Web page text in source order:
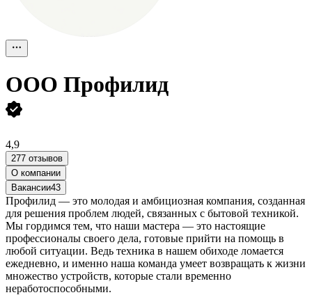
ООО Профилид
4,9
277 отзывов
О компании
Вакансии43
Профилид — это молодая и амбициозная компания, созданная
для решения проблем людей, связанных с бытовой техникой.
Мы гордимся тем, что наши мастера — это настоящие
профессионалы своего дела, готовые прийти на помощь в
любой ситуации. Ведь техника в нашем обиходе ломается
ежедневно, и именно наша команда умеет возвращать к жизни
множество устройств, которые стали временно
неработоспособными.